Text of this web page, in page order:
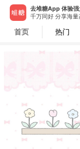
去堆糖App 体验
千万同好 分享海量
首页 热门